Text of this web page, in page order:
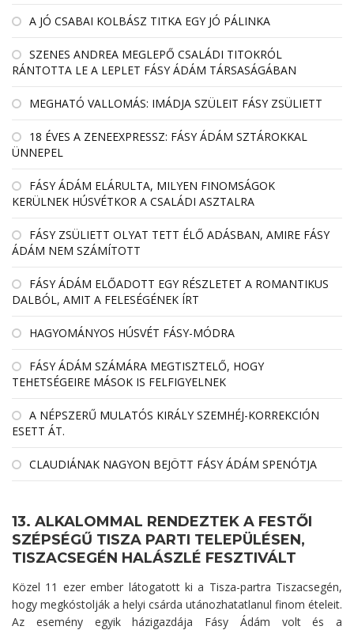
A JÓ CSABAI KOLBÁSZ TITKA EGY JÓ PÁLINKA
SZENES ANDREA MEGLEPŐ CSALÁDI TITOKRÓL
RÁNTOTTA LE A LEPLET FÁSY ÁDÁM TÁRSASÁGÁBAN
MEGHATÓ VALLOMÁS: IMÁDJA SZÜLEIT FÁSY ZSÜLIETT
18 ÉVES A ZENEEXPRESSZ: FÁSY ÁDÁM SZTÁROKKAL
ÜNNEPEL
FÁSY ÁDÁM ELÁRULTA, MILYEN FINOMSÁGOK
KERÜLNEK HÚSVÉTKOR A CSALÁDI ASZTALRA
FÁSY ZSÜLIETT OLYAT TETT ÉLŐ ADÁSBAN, AMIRE FÁSY
ÁDÁM NEM SZÁMÍTOTT
FÁSY ÁDÁM ELŐADOTT EGY RÉSZLETET A ROMANTIKUS
DALBÓL, AMIT A FELESÉGÉNEK ÍRT
HAGYOMÁNYOS HÚSVÉT FÁSY-MÓDRA
FÁSY ÁDÁM SZÁMÁRA MEGTISZTELŐ, HOGY
TEHETSÉGEIRE MÁSOK IS FELFIGYELNEK
A NÉPSZERŰ MULATÓS KIRÁLY SZEMHÉJ-KORREKCIÓN
ESETT ÁT.
CLAUDIÁNAK NAGYON BEJÖTT FÁSY ÁDÁM SPENÓTJA
13. ALKALOMMAL RENDEZTEK A FESTŐI
SZÉPSÉGŰ TISZA PARTI TELEPÜLÉSEN,
TISZACSEGÉN HALÁSZLÉ FESZTIVÁLT
Közel 11 ezer ember látogatott ki a Tisza-partra Tiszacsegén,
hogy megkóstolják a helyi csárda utánozhatatlanul finom ételeit.
Az esemény egyik házigazdája Fásy Ádám volt és a